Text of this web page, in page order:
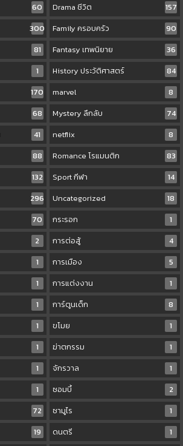
60 Drama ชีวิต
157
300 Family ครอบครัว
90
81 Fantasy เทพนิยาย
36
1 History ประวัติศาสตร์
84
170 marvel
8
68 Mystery ลึกลับ
74
41 netflix
8
88 Romance โรแมนติก
83
132 Sport กีฬา
14
296 Uncategorized
18
70 กระรอก
1
2 การต่อสู้
4
1 การเมือง
5
1 การแต่งงาน
1
1 การ์ตูนเด็ก
8
1 ขโมย
1
1 ฆ่าตกรรม
1
1 จักรวาล
1
1 ซอมบี้
2
72 ซามูไร
1
19 ดนตรี
1